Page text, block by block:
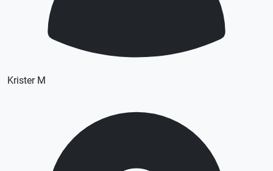
Krister M